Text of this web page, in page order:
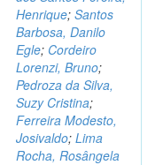
Henrique; Santos
Barbosa, Danilo
Egle; Cordeiro
Lorenzi, Bruno;
Pedroza da Silva,
Suzy Cristina;
Ferreira Modesto,
Josivaldo; Lima
Rocha, Rosângela